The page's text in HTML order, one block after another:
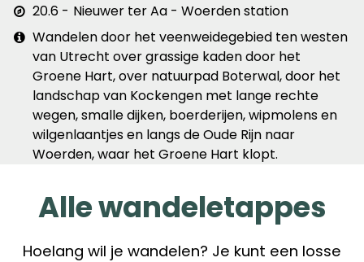
Afstand
&
plaats
20.6
Nieuwer ter Aa - Woerden station
Extra
info
Wandelen door het veenweidegebied ten westen
van Utrecht over grassige kaden door het
Groene Hart, over natuurpad Boterwal, door het
landschap van Kockengen met lange rechte
wegen, smalle dijken, boerderijen, wipmolens en
wilgenlaantjes en langs de Oude Rijn naar
Woerden, waar het Groene Hart klopt.
Alle wandeletappes
Hoelang wil je wandelen? Je kunt een losse